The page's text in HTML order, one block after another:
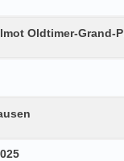
Oldtimer-Grand-